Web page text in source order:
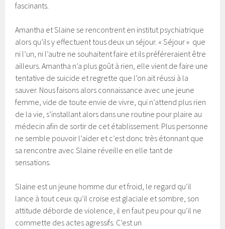
fascinants.
Amantha et Slaine se rencontrent en institut psychiatrique
alors qu’ils y effectuent tous deux un séjour. « Séjour » que
ni l’un, ni l’autre ne souhaitent faire et ils préféreraient être
ailleurs. Amantha n’a plus goût à rien, elle vient de faire une
tentative de suicide et regrette que l’on ait réussi à la
sauver. Nous faisons alors connaissance avec une jeune
femme, vide de toute envie de vivre, qui n’attend plus rien
de la vie, s’installant alors dans une routine pour plaire au
médecin afin de sortir de cet établissement. Plus personne
ne semble pouvoir l’aider et c’est donc très étonnant que
sa rencontre avec Slaine réveille en elle tant de
sensations.
Slaine est un jeune homme dur et froid, le regard qu’il
lance à tout ceux qu’il croise est glaciale et sombre, son
attitude déborde de violence, il en faut peu pour qu’il ne
commette des actes agressifs. C’est un